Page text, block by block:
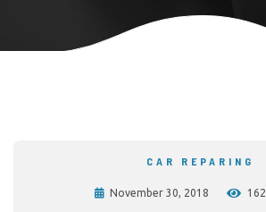
CAR REPARING
November 30, 2018 162